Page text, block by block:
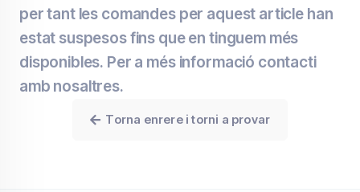
per tant les comandes per aquest article han
estat suspesos fins que en tinguem més
disponibles. Per a més informació contacti
amb nosaltres.
Torna enrere i torni a provar